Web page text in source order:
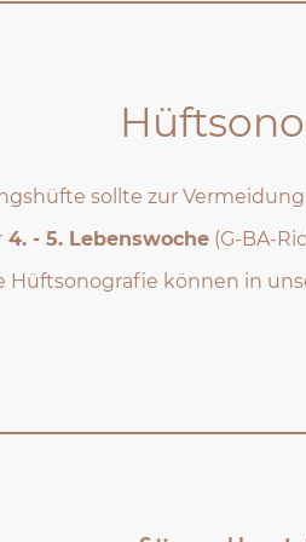
sollte zur
4. - 5. Lebenswoche (G-BA-
Hüftsonografie können in